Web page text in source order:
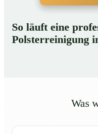
So läuft eine
Polsterreinigung
Was